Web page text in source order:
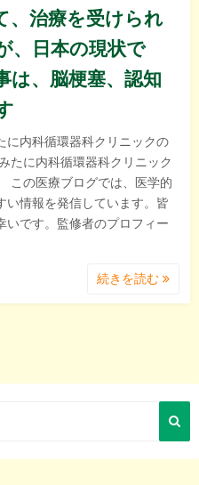
、治療を受けられ
、日本の現状で
は、脳梗塞、認知
に内科循環器科クリニックの
たに内科循環器科クリニック
この医療ブログでは、医学的
い情報を発信しています。皆
いです。監修者のプロフィー
続きを読む